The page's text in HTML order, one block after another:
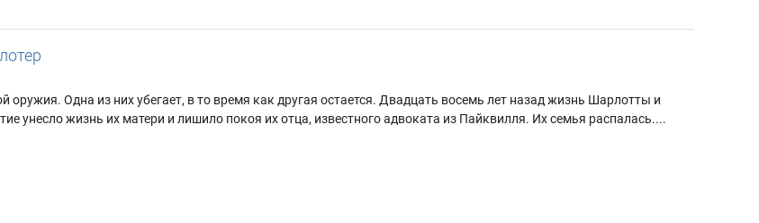
оружия. Одна из них убегает, в то время как другая остается. Двадцать восемь лет назад жизнь Шарлотты и
унесло жизнь их матери и лишило покоя их отца, известного адвоката из Пайквилля. Их семья распалась....